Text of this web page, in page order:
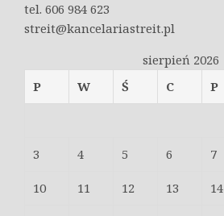
tel. 606 984 623
streit@kancelariastreit.pl
sierpień 2026
P
W Ś C P
3 4 5 6 7
10 11 12 13 14